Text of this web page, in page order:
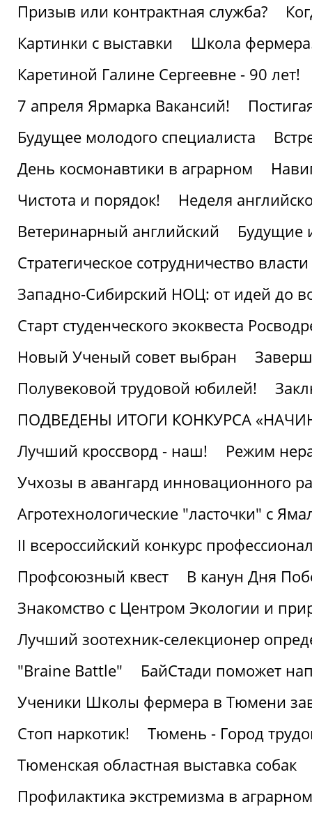
Призыв или контрактная служба?
Картинки с выставки
Школа
Каретиной Галине Сергеевне - 90 лет!
7 апреля Ярмарка Вакансий!
Будущее молодого специалиста
День космонавтики в аграрном
Чистота и порядок!
Неделя
Ветеринарный английский
Будущие
Стратегическое сотрудничество
Западно-Сибирский НОЦ: от идей до
Старт студенческого экоквеста
Новый Ученый совет выбран
Полувековой трудовой юбилей!
ПОДВЕДЕНЫ ИТОГИ КОНКУРСА
Лучший кроссворд - наш!
Режим
Учхозы в авангард инновационного
Агротехнологические "ласточки" с
II всероссийский конкурс
Профсоюзный квест
В канун Дня
Знакомство с Центром Экологии и
Лучший зоотехник-селекционер
"Braine Battle"
БайСтади поможет
Ученики Школы фермера в Тюмени
Стоп наркотик!
Тюмень - Город
Тюменская областная выставка собак
Профилактика экстремизма в аграрном